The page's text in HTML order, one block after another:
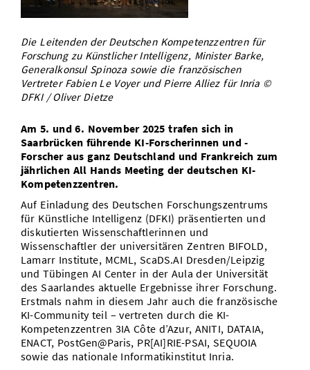
Vom Studium in den Beruf
Study Scheduler
Open Science/Open Access
Start-ups
IT-Themenabend
Ranking
Zahlen & Fakten
Kontakt
SIC Merchandise
AnsprechpartnerInnen, Personen, Forschungsgruppen
Termine, Vorträge und Veranstaltungen
Die Leitenden der Deutschen Kompetenzzentren für
Forschung zu Künstlicher Intelligenz, Minister Barke,
Generalkonsul Spinoza sowie die französischen
Vertreter Fabien Le Voyer und Pierre Alliez für Inria ©
DFKI / Oliver Dietze
Am 5. und 6. November 2025 trafen sich in
Saarbrücken führende KI-Forscherinnen und -
Forscher aus ganz Deutschland und Frankreich zum
jährlichen All Hands Meeting der deutschen KI-
Kompetenzzentren.
Auf Einladung des Deutschen Forschungszentrums
für Künstliche Intelligenz (DFKI) präsentierten und
diskutierten Wissenschaftlerinnen und
Wissenschaftler der universitären Zentren BIFOLD,
Lamarr Institute, MCML, ScaDS.AI Dresden/Leipzig
und Tübingen AI Center in der Aula der Universität
des Saarlandes aktuelle Ergebnisse ihrer Forschung.
Erstmals nahm in diesem Jahr auch die französische
KI-Community teil – vertreten durch die KI-
Kompetenzzentren 3IA Côte d’Azur, ANITI, DATAIA,
ENACT, PostGen@Paris, PR[AI]RIE-PSAI, SEQUOIA
sowie das nationale Informatikinstitut Inria.